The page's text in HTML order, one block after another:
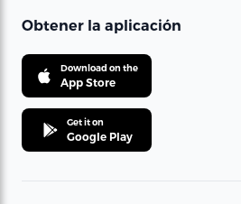
Obtener la aplicación
Download on the
App Store
Get it on
Google Play